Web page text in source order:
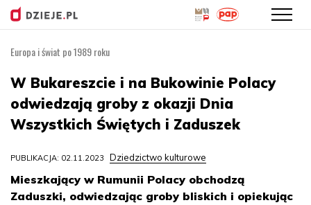
treści
Europa i świat po 1989 roku
W Bukareszcie i na Bukowinie Polacy
odwiedzają groby z okazji Dnia
Wszystkich Świętych i Zaduszek
PUBLIKACJA: 02.11.2023 Dziedzictwo kulturowe
Mieszkający w Rumunii Polacy obchodzą
Zaduszki, odwiedzając groby bliskich i opiekując